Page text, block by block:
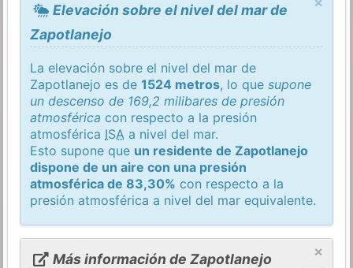
Elevación sobre el nivel del mar de
Zapotlanejo
La elevación sobre el nivel del mar de
Zapotlanejo es de1524 metros, lo quesupone
un descenso de 169,2 milibares de presión
atmosférica con respecto a la presión
atmosférica ISA a nivel del mar.
Esto supone que un residente de Zapotlanejo
dispone de un aire con una presión
atmosférica de 83,30% con respecto a la
presión atmosférica a nivel del mar equivalente.
×
Más información de Zapotlanejo